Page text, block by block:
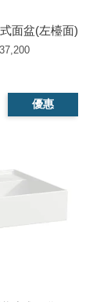
面盆(左檯面)
優惠